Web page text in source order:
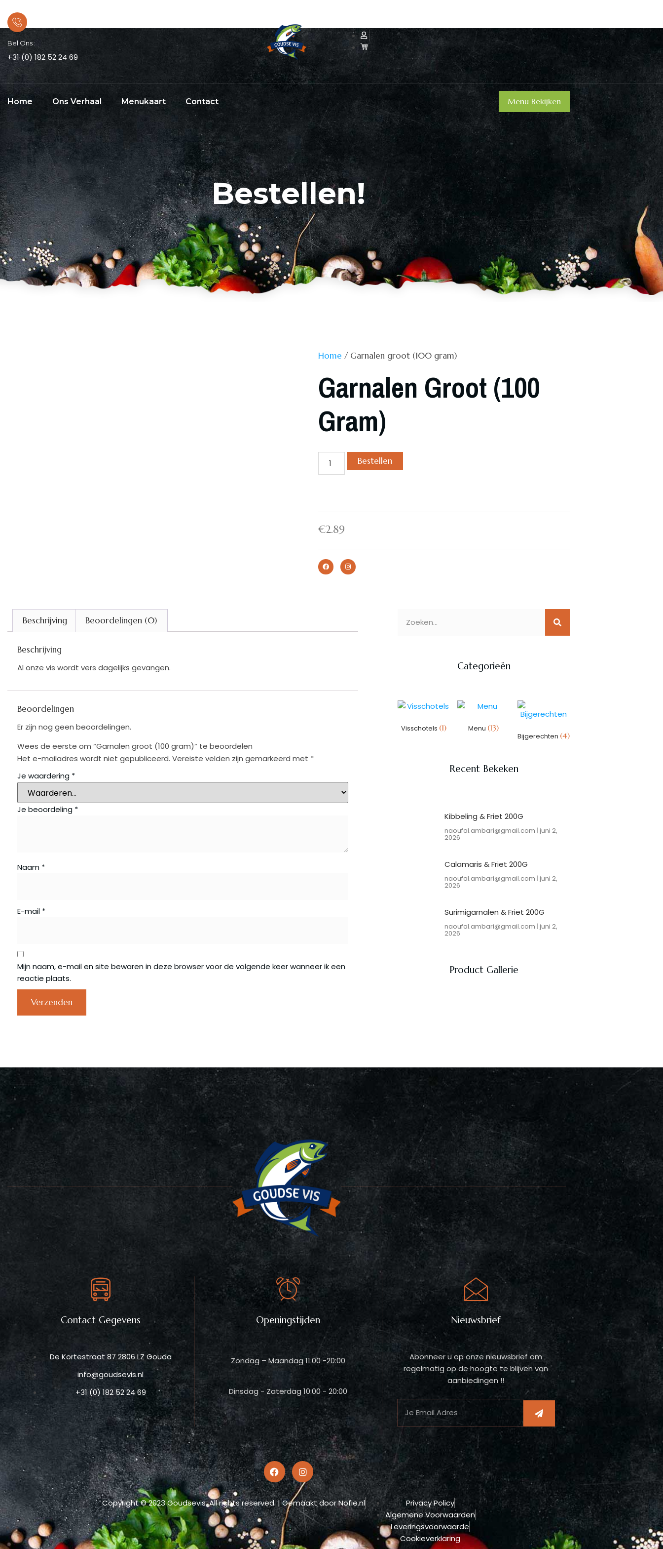
Bel Ons :
+31 (0) 182 52 24 69
Home Ons Verhaal Menukaart Contact Menu Bekijken
Bestellen!
Home / Garnalen groot (100 gram)
Garnalen Groot (100
Gram)
Bestellen
€2.89
Beschrijving Beoordelingen (0)
Beschrijving
Al onze vis wordt vers dagelijks gevangen.
Beoordelingen
Er zijn nog geen beoordelingen.
Wees de eerste om “Garnalen groot (100 gram)” te beoordelen
Het e-mailadres wordt niet gepubliceerd. Vereiste velden zijn gemarkeerd met *
Je waardering *
Je beoordeling *
Naam *
E-mail *
Mijn naam, e-mail en site bewaren in deze browser voor de volgende keer wanneer ik een
reactie plaats.
Categorieën
Visschotels (1) Menu (13)
Bijgerechten (4)
Recent Bekeken
Kibbeling & Friet 200G
naoufal.ambari@gmail.com juni 2,
2026
Calamaris & Friet 200G
naoufal.ambari@gmail.com juni 2,
2026
Surimigarnalen & Friet 200G
naoufal.ambari@gmail.com juni 2,
2026
Product Gallerie
Contact Gegevens
De Kortestraat 87 2806 LZ Gouda
info@goudsevis.nl
+31 (0) 182 52 24 69
Openingstijden
Zondag – Maandag 11:00 -20:00
Dinsdag - Zaterdag 10:00 - 20:00
Nieuwsbrief
Abonneer u op onze nieuwsbrief om
regelmatig op de hoogte te blijven van
aanbiedingen !!
Copyright © 2023 Goudsevis. All rights reserved. | Gemaakt door Nofie.nl
Privacy Policy
Algemene Voorwaarden
Leveringsvoorwaarde
Cookieverklaring